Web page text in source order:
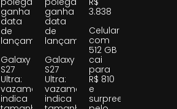
ganha
data
de
lançamento
Galaxy
S27
Ultra:
vazamento
indica
ganha
data
de
lançamento
Galaxy
S27
Ultra:
vazamento
indica
3.838
Celular
com
512 GB
cai
para
R$ 810
e
surpreende